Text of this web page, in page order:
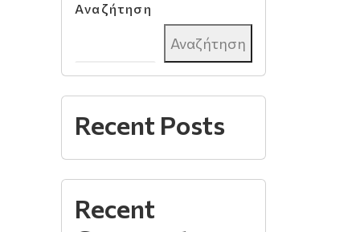
Αναζήτηση
Αναζήτηση
Recent Posts
Recent